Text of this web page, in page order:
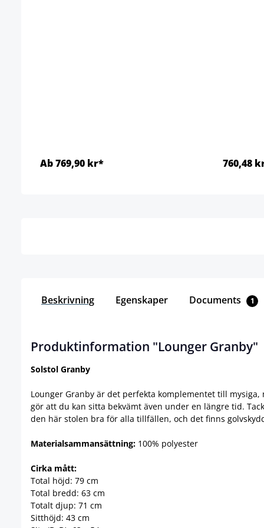
Ab 769,90 kr* 760,48
Beskrivning Egenskaper Documents 1
Produktinformation "Lounger Granby"
Solstol Granby
Lounger Granby är det perfekta komplementet till
gör att du kan sitta bekvämt även under en längre tid.
den här stolen bra för alla tillfällen, och det finns
Materialsammansättning: 100% polyester
Cirka mått:
Total höjd: 79 cm
Total bredd: 63 cm
Totalt djup: 71 cm
Sitthöjd: 43 cm